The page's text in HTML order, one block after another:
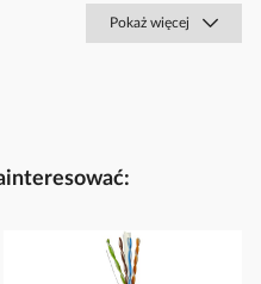
Pokaż więcej